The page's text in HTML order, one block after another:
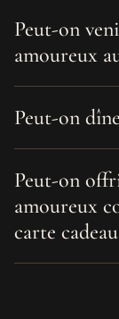
Peut-on
amoureux
Peut-on
Peut-on
amoureux
carte